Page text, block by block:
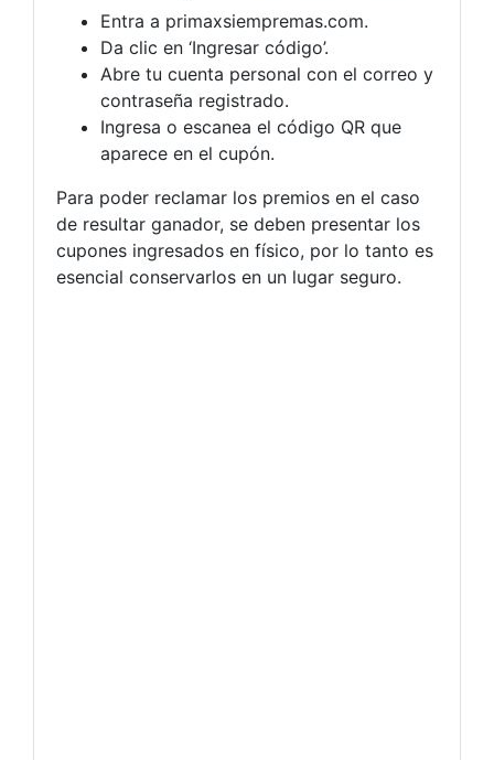
Entra a primaxsiempremas.com.
Da clic en ‘Ingresar código’.
Abre tu cuenta personal con el correo y
contraseña registrado.
Ingresa o escanea el código QR que
aparece en el cupón.
Para poder reclamar los premios en el caso
de resultar ganador, se deben presentar los
cupones ingresados en físico, por lo tanto es
esencial conservarlos en un lugar seguro.